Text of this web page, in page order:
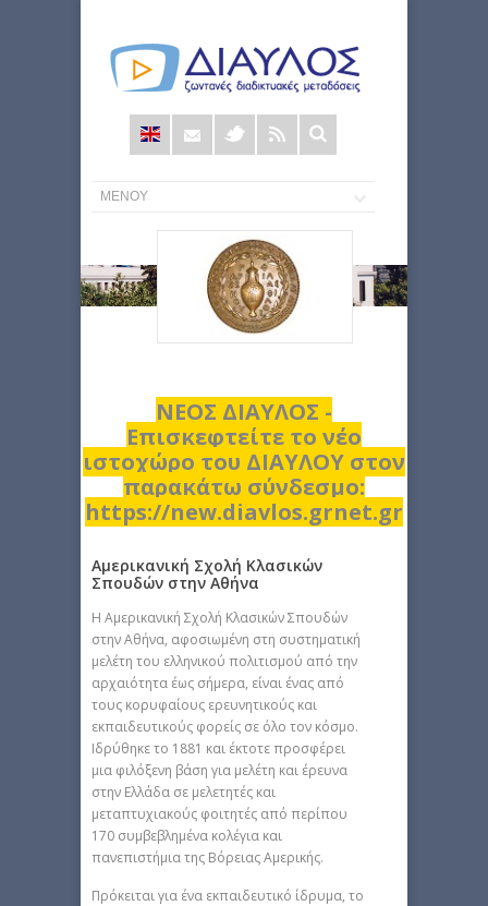
Φόρμα
αναζήτησης
ΝΕΟΣ ΔΙΑΥΛΟΣ -
Επισκεφτείτε το νέο
ιστοχώρο του ΔΙΑΥΛΟΥ στον
παρακάτω σύνδεσμο:
https://new.diavlos.grnet.gr
Αμερικανική Σχολή Κλασικών
Σπουδών στην Αθήνα
H Αμερικανική Σχολή Κλασικών Σπουδών
στην Αθήνα, αφοσιωμένη στη συστηματική
μελέτη του ελληνικού πολιτισμού από την
αρχαιότητα έως σήμερα, είναι ένας από
τους κορυφαίους ερευνητικούς και
εκπαιδευτικούς φορείς σε όλο τον κόσμο.
Ιδρύθηκε το 1881 και έκτοτε προσφέρει
μια φιλόξενη βάση για μελέτη και έρευνα
στην Ελλάδα σε μελετητές και
μεταπτυχιακούς φοιτητές από περίπου
170 συμβεβλημένα κολέγια και
πανεπιστήμια της Βόρειας Αμερικής.
Πρόκειται για ένα εκπαιδευτικό ίδρυμα, το